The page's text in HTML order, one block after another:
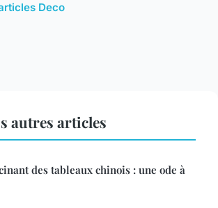
Deco
autres articles
des tableaux chinois : une ode à